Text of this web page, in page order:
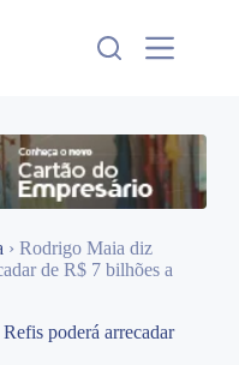
› Rodrigo Maia diz
de R$ 7 bilhões a
poderá arrecadar